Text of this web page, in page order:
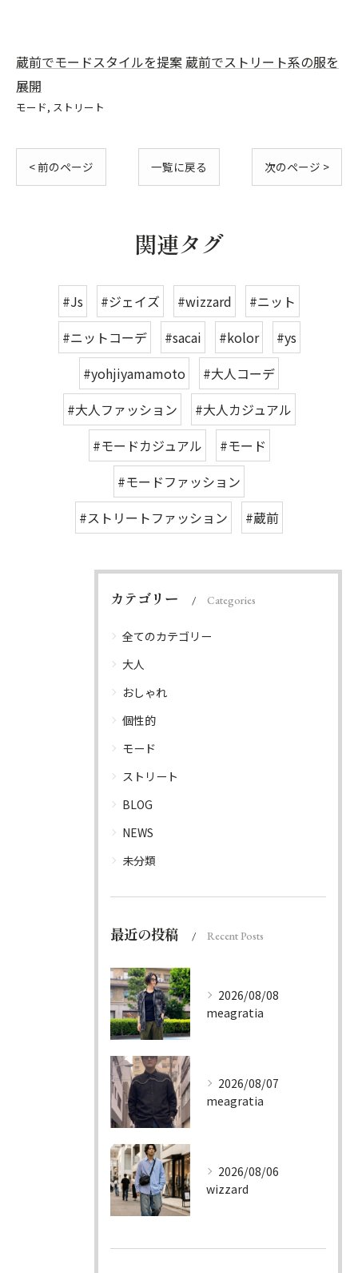
蔵前でモードスタイルを提案 蔵前でストリート系の服を
展開
モード ストリート
< 前のページ 一覧に戻る 次のページ >
関連タグ
#Js #ジェイズ #wizzard
#ニット
#ニットコーデ
#sacai #kolor
#ys
#yohjiyamamoto
#大人コーデ
#大人ファッション
#大人カジュアル
#モードカジュアル
#モード
#モードファッション
#ストリートファッション
#蔵前
カテゴリー Categories
全てのカテゴリー
大人
おしゃれ
個性的
モード
ストリート
BLOG
NEWS
未分類
最近の投稿 Recent Posts
2026/08/08
meagratia
2026/08/07
meagratia
2026/08/06
wizzard